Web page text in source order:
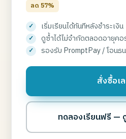
ลด 57%
เริ่มเรียนได้ทันทีหลังชำระเงิน
ดูซ้ำได้ไม่จำกัดตลอดอายุค
รองรับ PromptPay / โอนธ
สั่งซื้อเ
ทดลองเรียนฟรี —